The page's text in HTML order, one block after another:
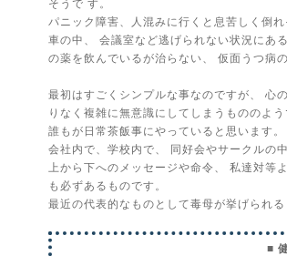
そうで す。
パニック障害、人混みに行くと息苦しく倒
車の中、 会議室など逃げられない状況にあ
の薬を飲んでいるが治らない、 仮面うつ病
最初はすごくシンプルな事なのですが、 心
りなく複雑に無意識にしてしまうもののよう
誰もが日常茶飯事にやっていると思います。
会社内で、学校内で、
同好会やサークルの
上から下へのメッセージや命令、 私達対等
も必ずあるものです。
最近の代表的なものとして毒母が挙げられる
■